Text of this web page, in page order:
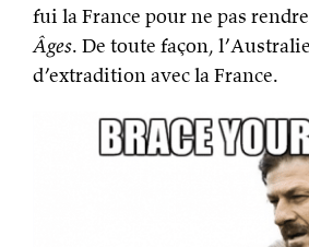
fui la France pour ne pas rendre
Âges. De toute façon,
d’extradition avec la France.